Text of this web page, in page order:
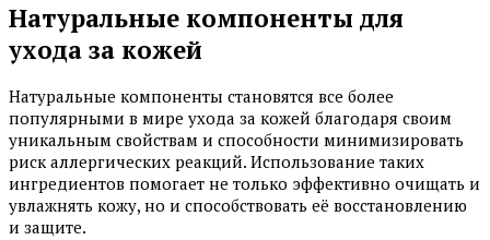
Натуральные компоненты для
ухода за кожей
Натуральные компоненты становятся все более
популярными в мире ухода за кожей благодаря своим
уникальным свойствам и способности минимизировать
риск аллергических реакций. Использование таких
ингредиентов помогает не только эффективно очищать и
увлажнять кожу, но и способствовать её восстановлению
и защите.